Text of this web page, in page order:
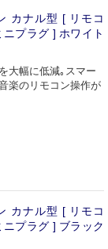
カナル型 [ リモコ
プラグ ] ホワイト
大幅に低減｡スマー
楽のリモコン操作が
カナル型 [ リモコ
プラグ ] ブラック